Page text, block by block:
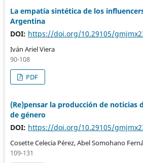
La empatía sintética de los
Argentina
DOI: https://doi.org/10.29105/
Iván Ariel Viera
90-108
PDF
(Re)pensar la producción de noticias
de género
DOI: https://doi.org/10.29105/
Cosette Celecia Pérez, Abel Somohano
109-131